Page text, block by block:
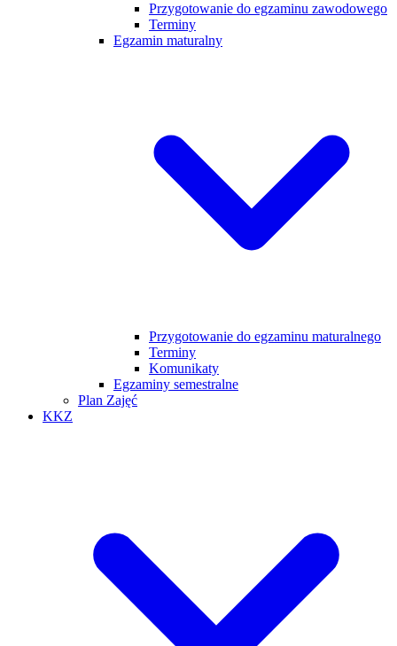
Przygotowanie do egzaminu zawodowego
Terminy
Egzamin maturalny
Przygotowanie do egzaminu maturalnego
Terminy
Komunikaty
Egzaminy semestralne
Plan Zajęć
KKZ